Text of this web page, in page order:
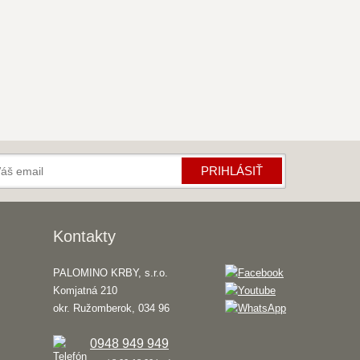
PRIHLÁSIŤ
Kontakty
PALOMINO KRBY, s.r.o.
Komjatná 210
okr. Ružomberok, 034 96
0948 949 949